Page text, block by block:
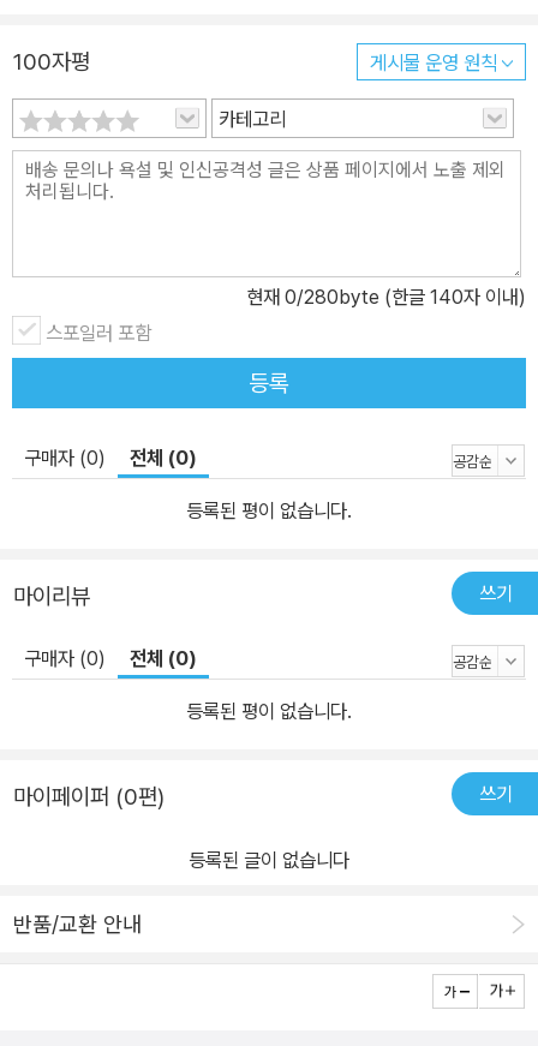
100자평 게시물 운영 원칙
카테고리
현재 0/280byte (한글 140자 이내)
스포일러 포함
등록
구매자 (0) 전체 (0)
등록된 평이 없습니다.
마이리뷰 쓰기
구매자 (0) 전체 (0)
등록된 평이 없습니다.
마이페이퍼 (0편) 쓰기
등록된 글이 없습니다
반품/교환 안내